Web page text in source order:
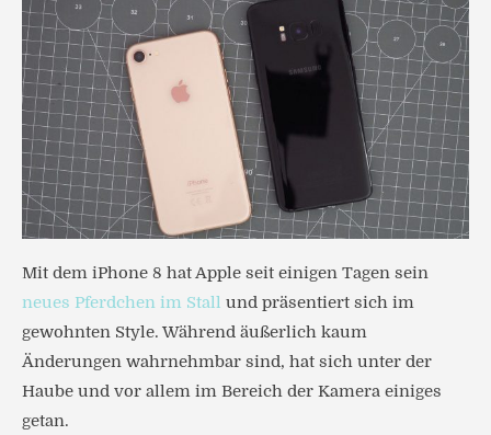
Mit dem iPhone 8 hat Apple seit einigen Tagen sein
neues Pferdchen im Stall und präsentiert sich im
gewohnten Style. Während äußerlich kaum
Änderungen wahrnehmbar sind, hat sich unter der
Haube und vor allem im Bereich der Kamera einiges
getan.